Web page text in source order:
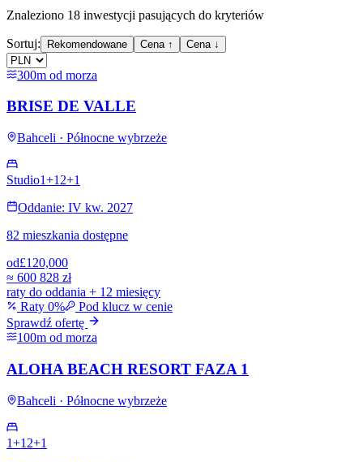
Znaleziono 18 inwestycji pasujących do kryteriów
Sortuj: Rekomendowane Cena ↑ Cena ↓
300m od morza
BRISE DE VALLE
Bahceli · Północne wybrzeże
Studio1+1 2+1
Oddanie: IV kw. 2027
82 mieszkania dostępne
od£120,000
≈ 600 828 zł
raty do oddania + 12 miesięcy
Raty 0%
Pod klucz w cenie
Sprawdź ofertę
100m od morza
ALOHA BEACH RESORT FAZA 1
Bahceli · Północne wybrzeże
1+1 2+1